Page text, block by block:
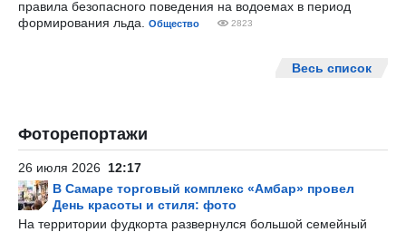
правила безопасного поведения на водоемах в период
формирования льда.
Общество 2823
Весь список
Фоторепортажи
26 июля 2026 12:17
В Самаре торговый комплекс «Амбар» провел
День красоты и стиля: фото
На территории фудкорта развернулся большой семейный